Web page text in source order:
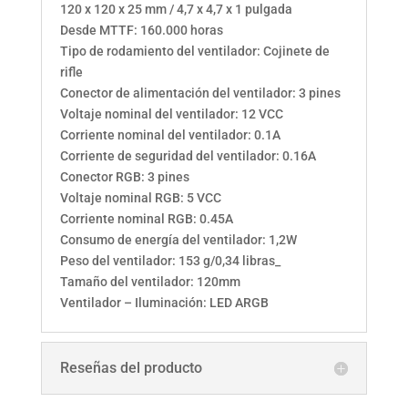
120 x 120 x 25 mm / 4,7 x 4,7 x 1 pulgada
Desde MTTF: 160.000 horas
Tipo de rodamiento del ventilador: Cojinete de
rifle
Conector de alimentación del ventilador: 3 pines
Voltaje nominal del ventilador: 12 VCC
Corriente nominal del ventilador: 0.1A
Corriente de seguridad del ventilador: 0.16A
Conector RGB: 3 pines
Voltaje nominal RGB: 5 VCC
Corriente nominal RGB: 0.45A
Consumo de energía del ventilador: 1,2W
Peso del ventilador: 153 g/0,34 libras_
Tamaño del ventilador: 120mm
Ventilador – Iluminación: LED ARGB
Reseñas del producto